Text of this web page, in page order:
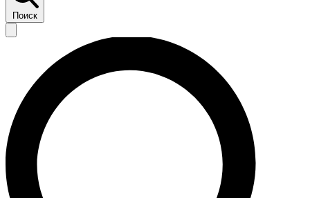
Поиск